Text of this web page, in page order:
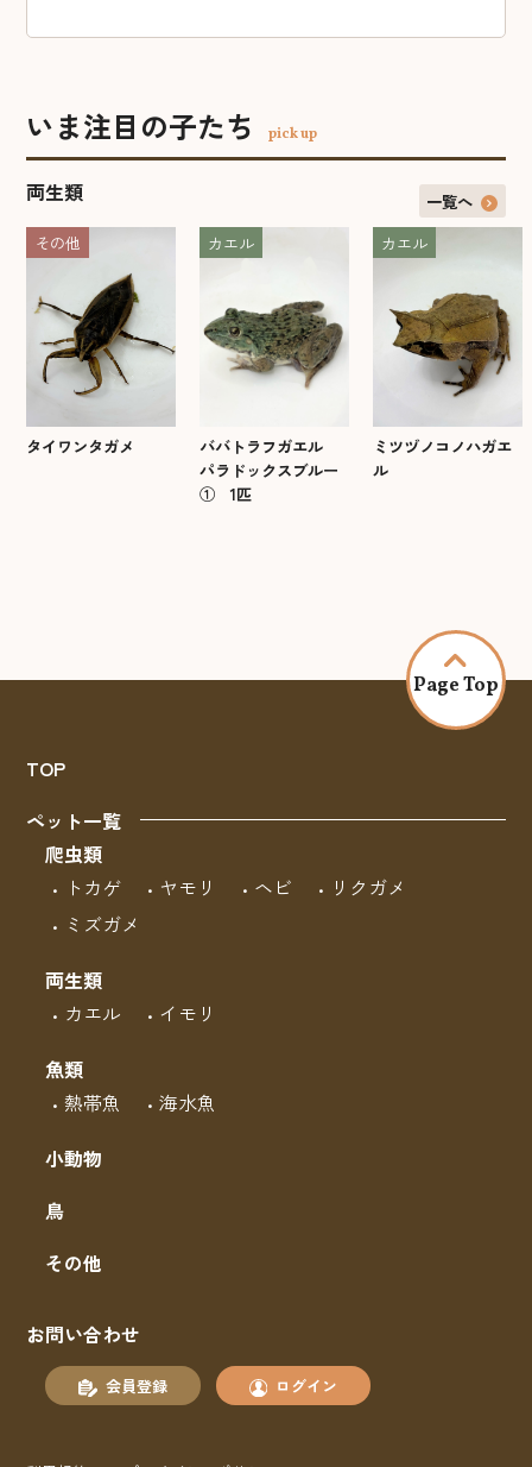
いま注目の子たち pick up
両生類
一覧へ
その他
タイワンタガメ
カエル
ババトラフガエル
パラドックスブルー
① 1匹
カエル
ミツヅノコノハガエ
ル
TOP
ペット一覧
爬虫類
トカゲ
ヤモリ ヘビ
リクガメ
ミズガメ
両生類
カエル
イモリ
魚類
熱帯魚
海水魚
小動物
鳥
その他
お問い合わせ
会員登録 ログイン
Page Top